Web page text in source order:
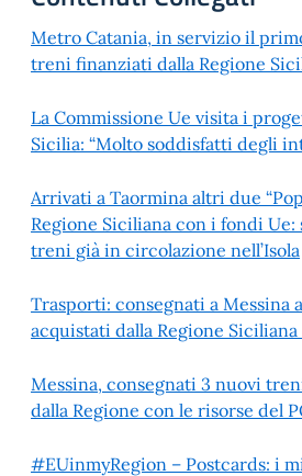
Metro Catania, in servizio il
treni finanziati dalla Regione
La Commissione Ue visita i
Sicilia: “Molto soddisfatti degli
Arrivati a Taormina altri due
Regione Siciliana con i fondi Ue:
treni già in circolazione nell’Isola
Trasporti: consegnati a Messina
acquistati dalla Regione
Messina, consegnati 3 nuovi
dalla Regione con le risorse del
#EUinmyRegion – Postcards: i